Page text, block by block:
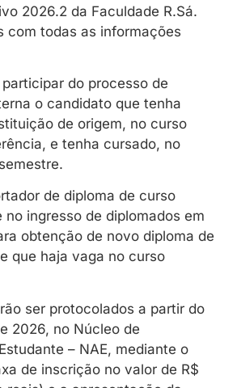
2026.2 da Faculdade R.Sá.
com todas as informações
do processo de
o candidato que tenha
de origem, no curso
e tenha cursado, no
de diploma de curso
no ingresso de diplomados em
obtenção de novo diploma de
que haja vaga no curso
ser protocolados a partir do
2026, no Núcleo de
– NAE, mediante o
de inscrição no valor de R$